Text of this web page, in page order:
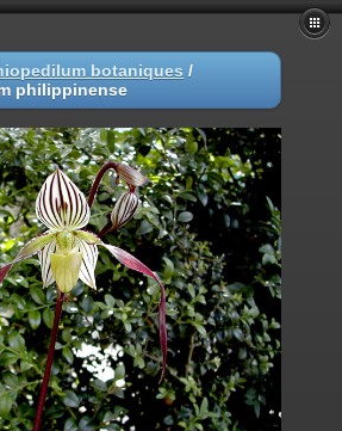
botaniques /
philippinense